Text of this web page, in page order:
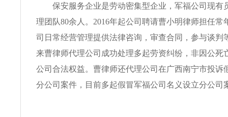
保安服务企业是劳动密集型企业，军福公司现有
理团队80余人。2016年起公司聘请曹小明律师担任常
司日常经营管理提供法律咨询，审查合同，参与谈判
来曹律师代理公司成功处理多起劳资纠纷，非因公死
公司合法权益。曹律师还代理公司在广西南宁市投诉
分公司案件，目前多起假冒军福公司名义设立分公司